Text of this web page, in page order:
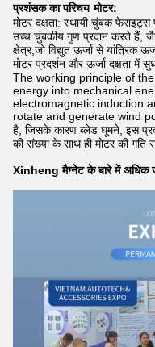
प्रशंसक का परिचय मोटर:
मोटर दक्षता: स्थायी चुंबक
उच्च चुंबकीय गुण प्रदान करते हैं,
क्षेत्र,जो विद्युत ऊर्जा से यांत्रिक
मोटर प्रदर्शन और ऊर्जा दक्षता में
The working principle of
energy into mechanical
electromagnetic induction
rotate and generate wind
है, जिसके कारण ब्लेड घूमने, इस
की संख्या के साथ ही मोटर की गति
Xinheng मैग्नेट के बारे में अधिक